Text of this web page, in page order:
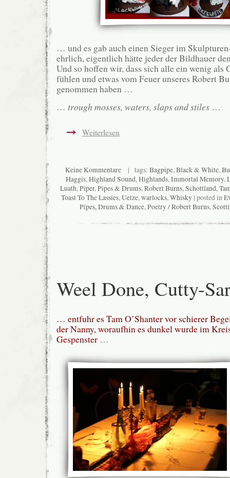
… und es gab auch einen Sieger im
ehrlich, eigentlich hätte jeder der Bildhauer
Und so hoffen wir, dass sich alle ein wenig als
fühlen und etwas vom Feuer unseres Robert
genommen haben …
… trough mosses, waters, slaps and stiles …
Weiterlesen
Keine Kommentare| tags: Bagpipe,Black & White,
Haggis,Highland Sound,Highlands,Immortal Memory,
Luath,Piper,Pipes & Drums,Robert Burns,Schottland,
Toast To The Lassies,Uetze,warlocks,Whisky| posted in
Pipes, Drums & Dance,Poetry / Robert Burns,
Weel Done, Cutty-
… entfuhr es Tam O’Shanter vor schierer
der Nanny, woraufhin es dunkel wurde im
Gespenster …